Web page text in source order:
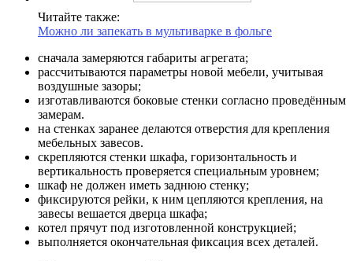
Читайте также:
Можно ли запекать в мультиварке в фольге
сначала замеряются габариты агрегата;
рассчитываются параметры новой мебели, учитывая
воздушные зазоры;
изготавливаются боковые стенки согласно проведённым
замерам.
на стенках заранее делаются отверстия для крепления
мебельных завесов.
скрепляются стенки шкафа, горизонтальность и
вертикальность проверяется специальным уровнем;
шкаф не должен иметь заднюю стенку;
фиксируются рейки, к ним цепляются крепления, на
завесы вешается дверца шкафа;
котел прячут под изготовленной конструкцией;
выполняется окончательная фиксация всех деталей.